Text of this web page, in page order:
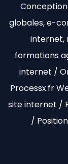
globales, e-
internet,
formations
internet /
Processx.fr
site internet /
/